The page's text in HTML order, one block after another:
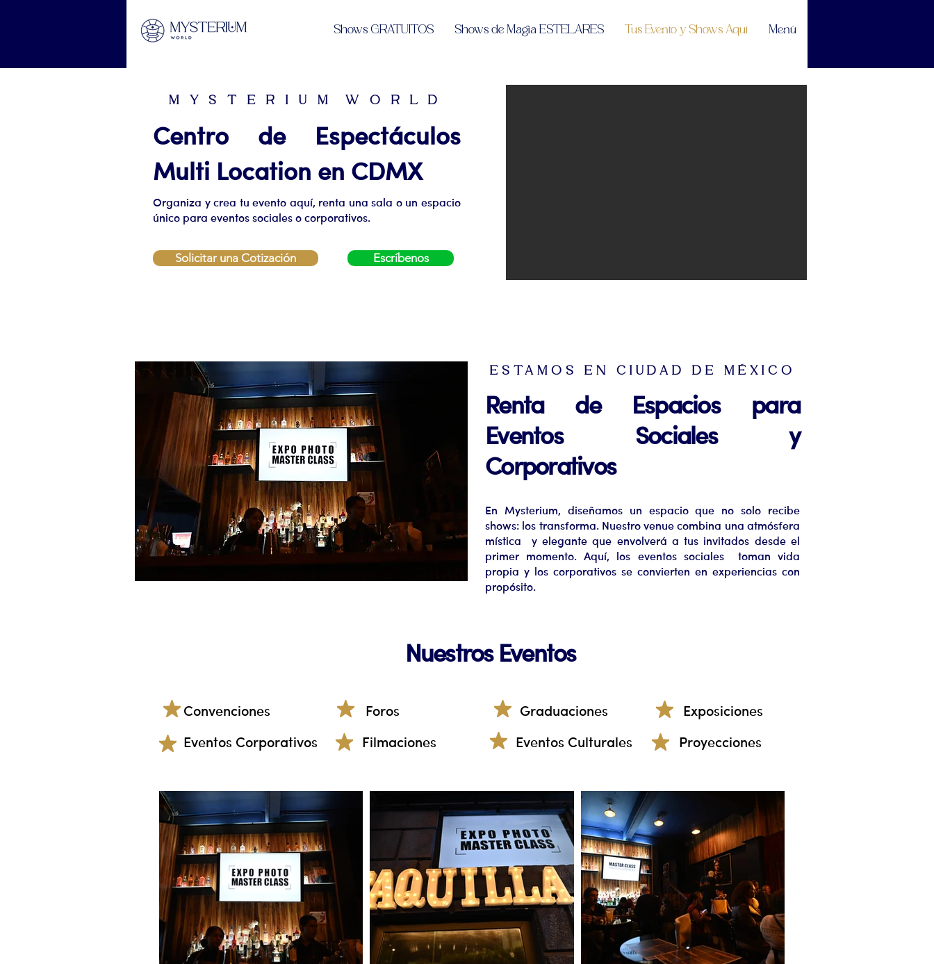
Shows GRATUITOS Shows de Magia ESTELARES Tus Evento y Shows Aquí Menú
M Y S T E R I U M W O R L D
Centro de Espectáculos
Multi Location en CDMX
Organiza y crea tu evento aquí, renta una sala o un espacio
único para eventos sociales o corporativos.
Solicitar una Cotización Escríbenos
ESTAMOS EN CIUDAD DE MÉXICO
En Mysterium, diseñamos un espacio que no solo recibe
shows: los transforma. Nuestro venue combina una atmósfera
mística y elegante que envolverá a tus invitados desde el
primer momento. Aquí, los eventos sociales toman vida
propia y los corporativos se convierten en experiencias con
propósito.
Renta de Espacios para
Eventos Sociales y
Corporativos
Nuestros Eventos
Convenciones Foros Graduaciones
Exposiciones
Eventos Corporativos
Filmaciones Eventos Culturales Proyecciones